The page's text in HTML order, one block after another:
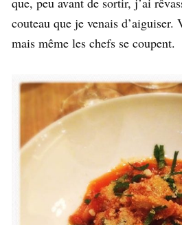
couteau que je venais d’aiguiser.
mais même les chefs se coupent.